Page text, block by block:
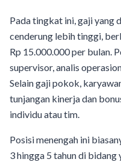
Pada tingkat ini, gaji yang
cenderung lebih tinggi,
Rp 15.000.000 per bulan.
supervisor, analis
Selain gaji pokok,
tunjangan kinerja dan
individu atau tim.
Posisi menengah ini
3 hingga 5 tahun di bidang